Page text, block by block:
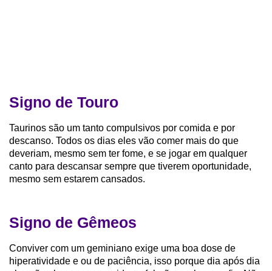
Signo de Touro
Taurinos são um tanto compulsivos por comida e por
descanso. Todos os dias eles vão comer mais do que
deveriam, mesmo sem ter fome, e se jogar em qualquer
canto para descansar sempre que tiverem oportunidade,
mesmo sem estarem cansados.
Signo de Gêmeos
Conviver com um geminiano exige uma boa dose de
hiperatividade e ou de paciência, isso porque dia após dia